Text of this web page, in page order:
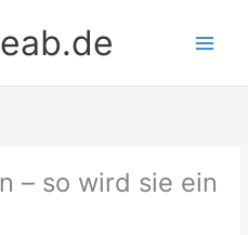
– so wird sie ein